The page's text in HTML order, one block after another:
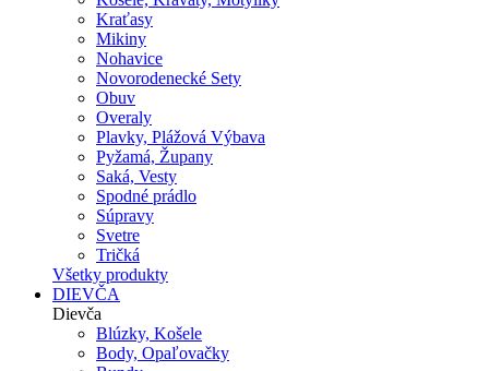
Kraťasy
Mikiny
Nohavice
Novorodenecké Sety
Obuv
Overaly
Plavky, Plážová Výbava
Pyžamá, Župany
Saká, Vesty
Spodné prádlo
Súpravy
Svetre
Tričká
Všetky produkty
DIEVČA
Dievča
Blúzky, Košele
Body, Opaľovačky